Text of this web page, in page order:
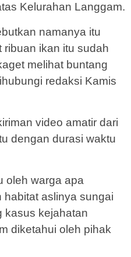
Kelurahan Langgam.
namanya itu
ikan itu sudah
melihat buntang
redaksi Kamis
video amatir dari
dengan durasi waktu
oleh warga apa
aslinya sungai
kasus kejahatan
diketahui oleh pihak